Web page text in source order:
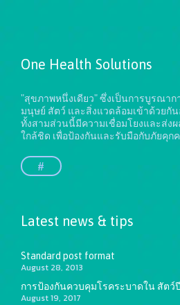
One Health Solutions
"สุขภาพหนึ่งเดียว" ซึ่งเป็นการบูรณา
มนุษย์ สัตว์ และสิ่งแวดล้อมเข้าด้วยกัน
ทั้งสามส่วนนี้มีความเชื่อมโยงและส่ง
ใกล้ชิด เพื่อป้องกันและรับมือกับภัยคุก
#
Latest news & tips
Standard post format
August 28, 2013
การป้องกันควบคุมโรคระบาดใน สัตว์
August 19, 2017